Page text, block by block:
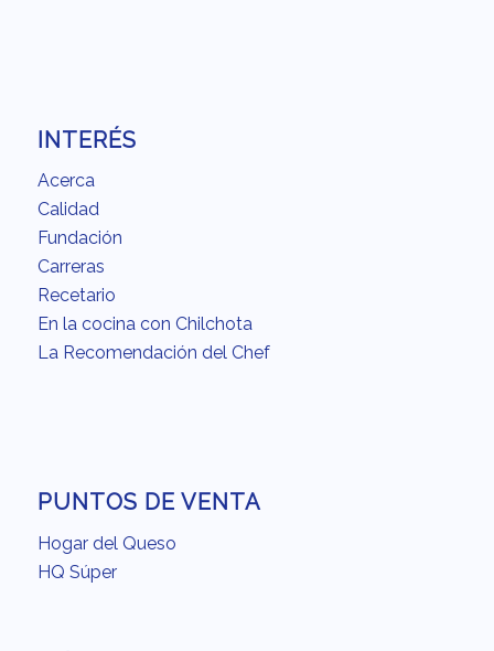
INTERÉS
Acerca
Calidad
Fundación
Carreras
Recetario
En la cocina con Chilchota
La Recomendación del Chef
PUNTOS DE VENTA
Hogar del Queso
HQ Súper